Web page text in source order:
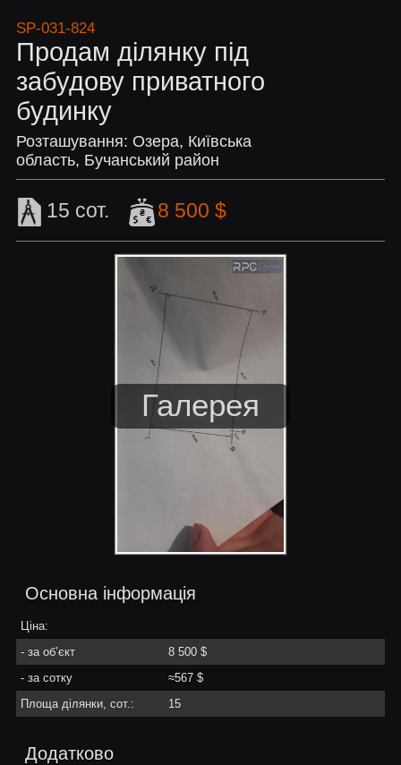
SP-031-824
Продам ділянку під
забудову приватного
будинку
Розташування: Озера, Київська
область, Бучанський район
15 сот. 8 500 $
Основна інформація
Ціна:
- за об’єкт
8 500 $
- за сотку
≈567 $
Площа ділянки, сот.:
15
Додатково